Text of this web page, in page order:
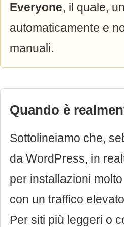
Everyone, il quale,
automaticamente e
manuali.
Quando è
Sottolineiamo che,
da WordPress, in
per installazioni
con un traffico
Per siti più leggeri o